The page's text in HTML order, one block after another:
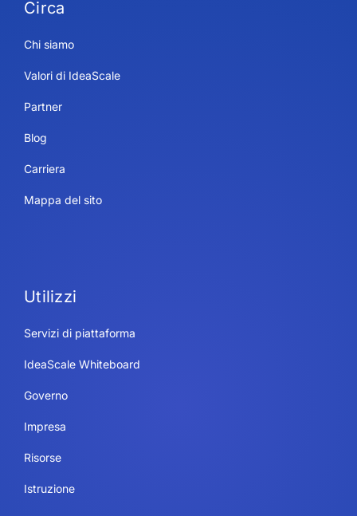
Circa
Chi siamo
Valori di IdeaScale
Partner
Blog
Carriera
Mappa del sito
Utilizzi
Servizi di piattaforma
IdeaScale Whiteboard
Governo
Impresa
Risorse
Istruzione